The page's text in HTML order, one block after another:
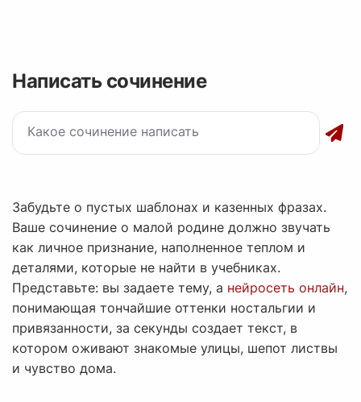
Написать сочинение
Забудьте о пустых шаблонах и казенных фразах.
Ваше сочинение о малой родине должно звучать
как личное признание, наполненное теплом и
деталями, которые не найти в учебниках.
Представьте: вы задаете тему, а нейросеть онлайн,
понимающая тончайшие оттенки ностальгии и
привязанности, за секунды создает текст, в
котором оживают знакомые улицы, шепот листвы
и чувство дома.